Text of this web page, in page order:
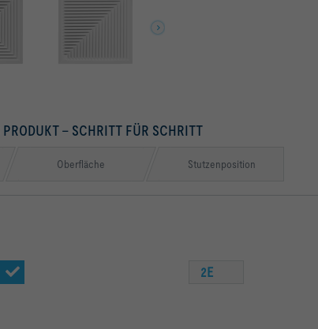
– SCHRITT FÜR SCHRITT
Oberfläche Stutzenposition
2E